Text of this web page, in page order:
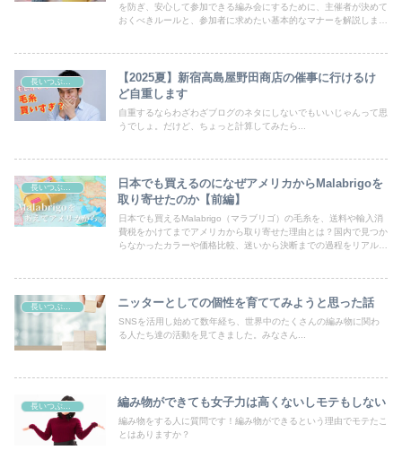
を防ぎ、安心して参加できる編み会にするために、主催者が決めて
おくべきルールと、参加者に求めたい基本的なマナーを解説しま
【2025夏】新宿高島屋野田商店の催事に行けるけ
ど自重します
自重するならわざわざブログのネタにしないでもいいじゃんって思
うでしょ。だけど、ちょっと計算してみたら...
日本でも買えるのになぜアメリカからMalabrigoを
取り寄せたのか【前編】
日本でも買えるMalabrigo（マラブリゴ）の毛糸を、送料や輸入消
費税をかけてまでアメリカから取り寄せた理由とは？国内で見つか
らなかったカラーや価格比較、迷いから決断までの過程をリアルに
ニッターとしての個性を育ててみようと思った話
SNSを活用し始めて数年経ち、世界中のたくさんの編み物に関わ
る人たち達の活動を見てきました。みなさん...
長いつぶやき 編み物ができても女子力は高くないしモテもしない
編み物をする人に質問です！編み物ができるという理由でモテたこ
とはありますか？